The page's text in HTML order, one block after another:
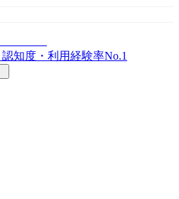
認知度・利用経験率No.1